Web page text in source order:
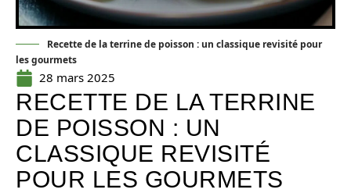
Recette de la terrine de poisson : un classique revisité pour
les gourmets
28 mars 2025
RECETTE DE LA TERRINE
DE POISSON : UN
CLASSIQUE REVISITÉ
POUR LES GOURMETS